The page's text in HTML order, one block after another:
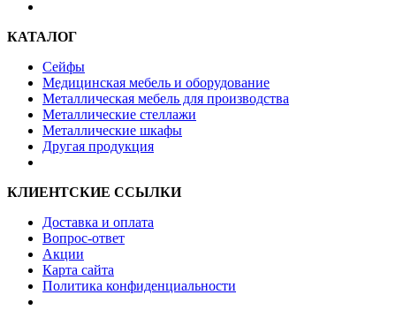
КАТАЛОГ
Сейфы
Медицинская мебель и оборудование
Металлическая мебель для производства
Металлические стеллажи
Металлические шкафы
Другая продукция
КЛИЕНТСКИЕ ССЫЛКИ
Доставка и оплата
Вопрос-ответ
Акции
Карта сайта
Политика конфиденциальности